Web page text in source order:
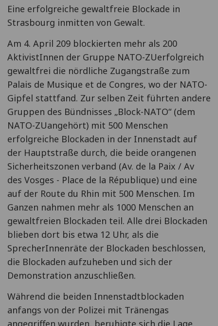
Eine erfolgreiche gewaltfreie Blockade in
Strasbourg inmitten von Gewalt.
Am 4. April 209 blockierten mehr als 200
AktivistInnen der Gruppe NATO-ZUerfolgreich
gewaltfrei die nördliche Zugangstraße zum
Palais de Musique et de Congres, wo der NATO-
Gipfel stattfand. Zur selben Zeit führten andere
Gruppen des Bündnisses „Block-NATO“ (dem
NATO-ZUangehört) mit 500 Menschen
erfolgreiche Blockaden in der Innenstadt auf
der Hauptstraße durch, die beide orangenen
Sicherheitszonen verband (Av. de la Paix / Av
des Vosges - Place de la République) und eine
auf der Route du Rhin mit 500 Menschen. Im
Ganzen nahmen mehr als 1000 Menschen an
gewaltfreien Blockaden teil. Alle drei Blockaden
blieben dort bis etwa 12 Uhr, als die
SprecherInnenräte der Blockaden beschlossen,
die Blockaden aufzuheben und sich der
Demonstration anzuschließen.
Während die beiden Innenstadtblockaden
anfangs von der Polizei mit Tränengas
angegriffen wurden, beruhigte sich die Lage